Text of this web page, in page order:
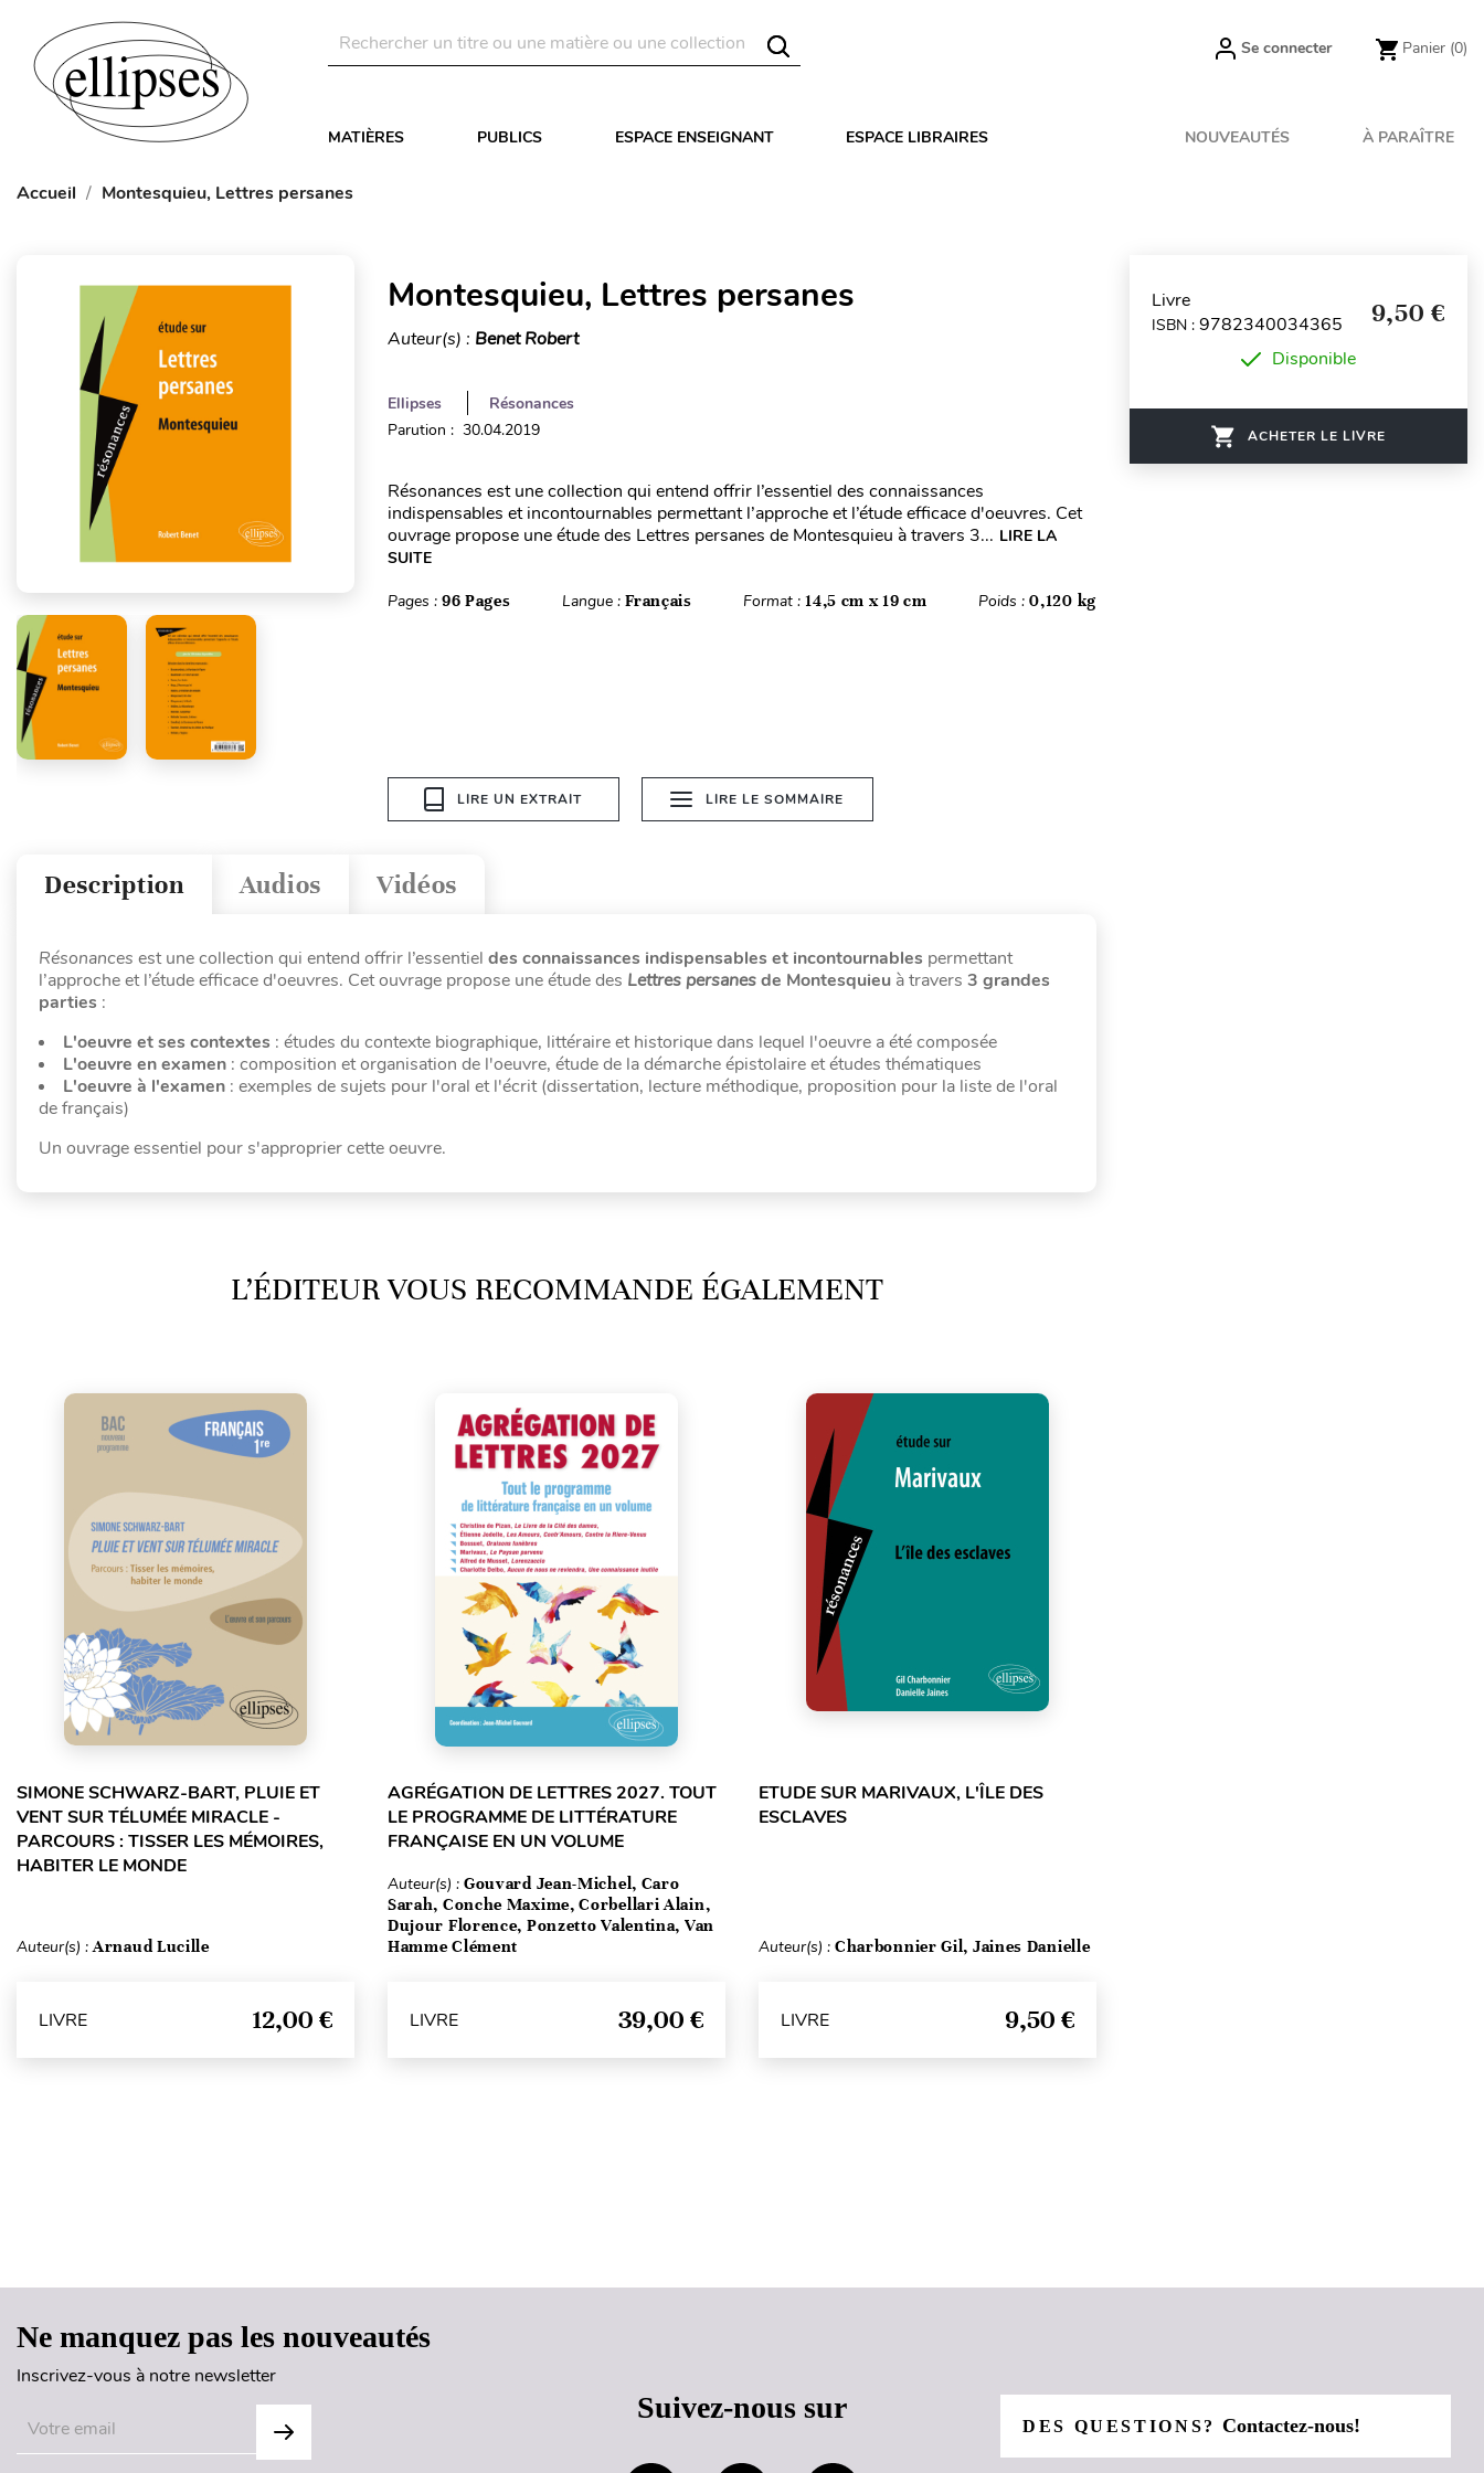
Se connecter Panier (0)
MATIÈRES PUBLICS ESPACE ENSEIGNANT ESPACE LIBRAIRES NOUVEAUTÉS À PARAÎTRE
Accueil Montesquieu, Lettres persanes
Montesquieu, Lettres persanes
Auteur(s) : Benet Robert
Ellipses
Résonances
Parution : 30.04.2019
Résonances est une collection qui entend offrir l’essentiel des connaissances
indispensables et incontournables permettant l’approche et l’étude efficace d'oeuvres. Cet
ouvrage propose une étude des Lettres persanes de Montesquieu à travers 3... LIRE LA
SUITE
Pages : 96 Pages Langue :Français Format :14,5 cm x 19 cm Poids :0,120 kg
LIRE UN EXTRAIT LIRE LE SOMMAIRE
Vidéos
Audios
Description
Résonances est une collection qui entend offrir l’essentiel des connaissances indispensables et incontournables permettant
l’approche et l’étude efficace d'oeuvres. Cet ouvrage propose une étude des Lettres persanesde Montesquieu à travers 3 grandes
parties :
L'oeuvre et ses contextes : études du contexte biographique, littéraire et historique dans lequel l'oeuvre a été composée
L'oeuvre en examen : composition et organisation de l'oeuvre, étude de la démarche épistolaire et études thématiques
L'oeuvre à l'examen : exemples de sujets pour l'oral et l'écrit (dissertation, lecture méthodique, proposition pour la liste de l'oral
de français)
Un ouvrage essentiel pour s'approprier cette oeuvre.
L’ÉDITEUR VOUS RECOMMANDE ÉGALEMENT
SIMONE SCHWARZ-BART, PLUIE ET
VENT SUR TÉLUMÉE MIRACLE -
PARCOURS : TISSER LES MÉMOIRES,
HABITER LE MONDE
Auteur(s) :Arnaud Lucille
LIVRE 12,00 €
AGRÉGATION DE LETTRES 2027. TOUT
LE PROGRAMME DE LITTÉRATURE
FRANÇAISE EN UN VOLUME
Auteur(s) : Gouvard Jean-Michel, Caro
Sarah, Conche Maxime, Corbellari Alain,
Dujour Florence, Ponzetto Valentina, Van
Hamme Clément
LIVRE 39,00 €
ETUDE SUR MARIVAUX, L'ÎLE DES
ESCLAVES
Auteur(s) : Charbonnier Gil, Jaines Danielle
LIVRE 9,50 €
Livre
ISBN : 9782340034365 9,50 €
Disponible
ACHETER LE LIVRE
Ne manquez pas les nouveautés
Inscrivez-vous à notre newsletter
Suivez-nous sur
DES QUESTIONS?Contactez-nous!